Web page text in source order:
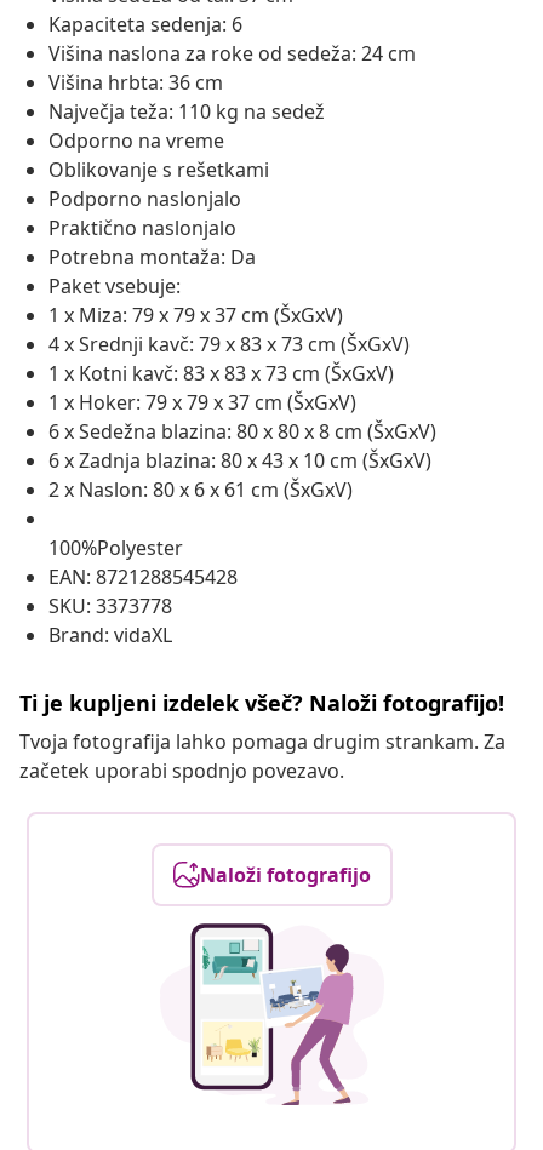
Kapaciteta sedenja: 6
Višina naslona za roke od sedeža: 24 cm
Višina hrbta: 36 cm
Največja teža: 110 kg na sedež
Odporno na vreme
Oblikovanje s rešetkami
Podporno naslonjalo
Praktično naslonjalo
Potrebna montaža: Da
Paket vsebuje:
1 x Miza: 79 x 79 x 37 cm (ŠxGxV)
4 x Srednji kavč: 79 x 83 x 73 cm (ŠxGxV)
1 x Kotni kavč: 83 x 83 x 73 cm (ŠxGxV)
1 x Hoker: 79 x 79 x 37 cm (ŠxGxV)
6 x Sedežna blazina: 80 x 80 x 8 cm (ŠxGxV)
6 x Zadnja blazina: 80 x 43 x 10 cm (ŠxGxV)
2 x Naslon: 80 x 6 x 61 cm (ŠxGxV)
100%Polyester
EAN: 8721288545428
SKU: 3373778
Brand: vidaXL
Ti je kupljeni izdelek všeč? Naloži fotografijo!
Tvoja fotografija lahko pomaga drugim strankam. Za
začetek uporabi spodnjo povezavo.
Naloži fotografijo